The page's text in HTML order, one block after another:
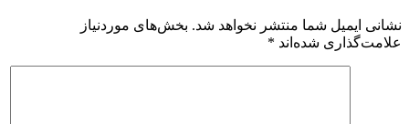
نشانی ایمیل شما منتشر نخواهد شد. بخش‌های موردنیاز
علامت‌گذاری شده‌اند *